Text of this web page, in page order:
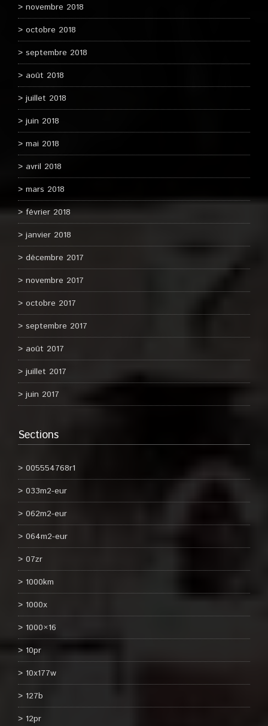
novembre 2018
octobre 2018
septembre 2018
août 2018
juillet 2018
juin 2018
mai 2018
avril 2018
mars 2018
février 2018
janvier 2018
décembre 2017
novembre 2017
octobre 2017
septembre 2017
août 2017
juillet 2017
juin 2017
Sections
005554768r1
033m2-eur
062m2-eur
064m2-eur
07zr
1000km
1000x
1000×16
10pr
10x177w
127b
12pr